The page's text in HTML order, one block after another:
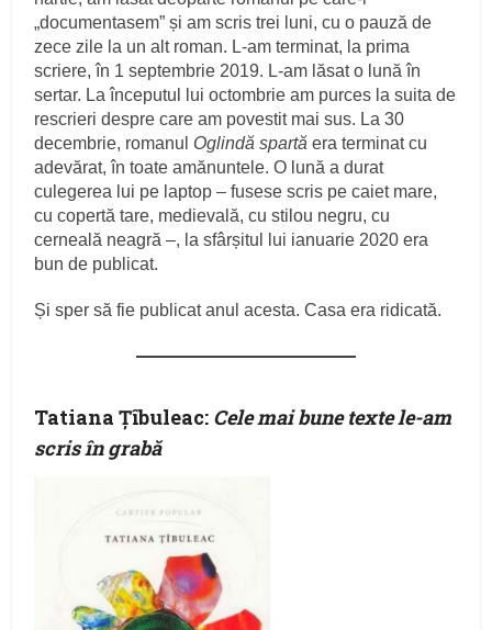
„documentasem” și am scris trei luni, cu o pauză de
zece zile la un alt roman. L-am terminat, la prima
scriere, în 1 septembrie 2019. L-am lăsat o lună în
sertar. La începutul lui octombrie am purces la suita de
rescrieri despre care am povestit mai sus. La 30
decembrie, romanul Oglindă spartă era terminat cu
adevărat, în toate amănuntele. O lună a durat
culegerea lui pe laptop – fusese scris pe caiet mare,
cu copertă tare, medievală, cu stilou negru, cu
cerneală neagră –, la sfârșitul lui ianuarie 2020 era
bun de publicat.
Și sper să fie publicat anul acesta. Casa era ridicată.
Tatiana Ţîbuleac: Cele mai bune texte le-am
scris în grabă